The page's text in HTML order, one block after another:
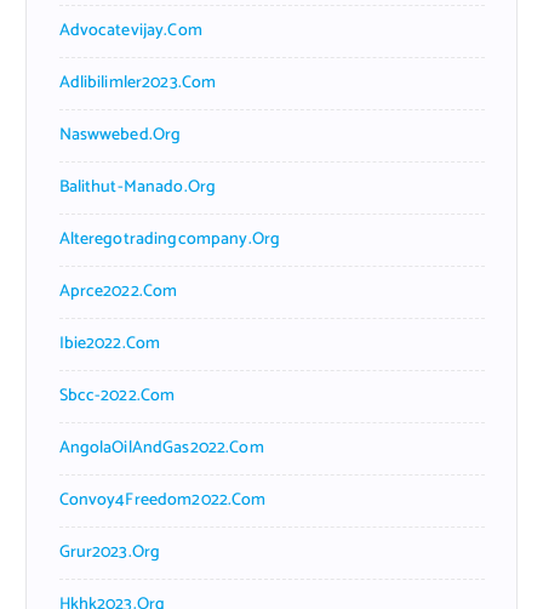
Advocatevijay.com
Adlibilimler2023.com
Naswwebed.org
Balithut-Manado.org
Alteregotradingcompany.org
Aprce2022.com
Ibie2022.com
Sbcc-2022.com
AngolaOilAndGas2022.com
Convoy4Freedom2022.com
Grur2023.org